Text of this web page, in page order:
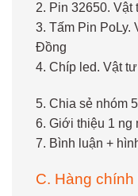
2. Pin 32650.
3. Tấm Pin PoLy.
Đồng
4. Chíp led. Vật
5. Chia sẻ nhóm
6. Giới thiệu 1 ng
7. Bình luận +
C. Hàng